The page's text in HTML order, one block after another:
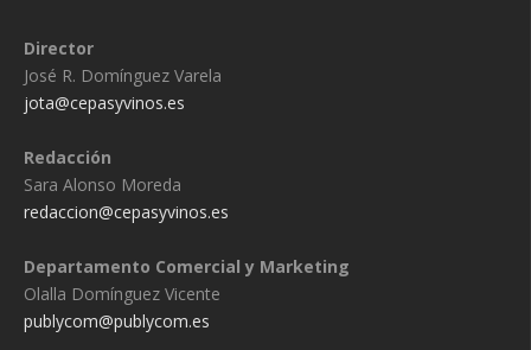
Director
José R. Domínguez Varela
jota@cepasyvinos.es
Redacción
Sara Alonso Moreda
redaccion@cepasyvinos.es
Departamento Comercial y Marketing
Olalla Domínguez Vicente
publycom@publycom.es